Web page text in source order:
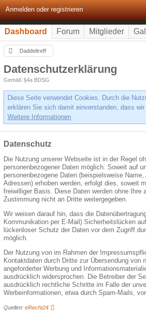
Anmelden oder registrieren
Dashboard Forum Mitglieder
Daddeltreff
Datenschutzerklärung
Gemäß §4a BDSG
Diese Seite verwendet Cookies. Durch die
erklären Sie sich damit einverstanden, dass
Weitere Informationen
Datenschutz
Die Nutzung unserer Webseite ist in der Regel
personenbezogener Daten möglich. Soweit auf
personenbezogene Daten (beispielsweise
Adressen) erhoben werden, erfolgt dies, soweit
freiwilliger Basis. Diese Daten werden ohne Ihre
Zustimmung nicht an Dritte weitergegeben.
Wir weisen darauf hin, dass die
Kommunikation per E-Mail) Sicherheitslücken
lückenloser Schutz der Daten vor dem Zugriff
möglich.
Der Nutzung von im Rahmen der
Kontaktdaten durch Dritte zur Übersendung von
angeforderter Werbung und
ausdrücklich widersprochen. Die Betreiber der
ausdrücklich rechtliche Schritte im Falle der
Werbeinformationen, etwa durch Spam-Mails, vor.
Quellen: eRecht24